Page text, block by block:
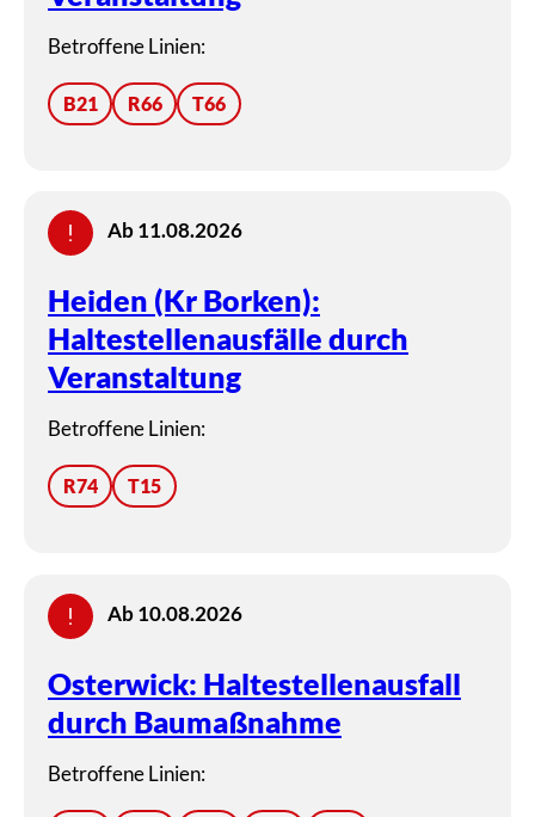
Betroffene Linien:
B21 R66 T66
Ab 11.08.2026
Heiden (Kr Borken):
Haltestellenausfälle durch
Veranstaltung
Betroffene Linien:
R74 T15
Ab 10.08.2026
Osterwick: Haltestellenausfall
durch Baumaßnahme
Betroffene Linien: